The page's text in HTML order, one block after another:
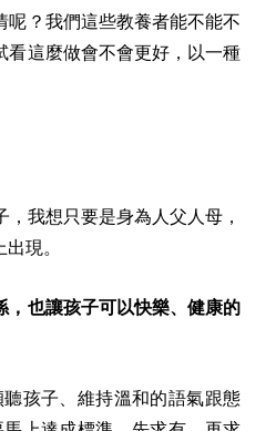
呢？我們這些教養者能不能不
看這麼做會不會更好，以一種
我想只要是身為人父人母，
現。
，也讓孩子可以快樂、健康的
孩子、維持溫和的語氣跟態